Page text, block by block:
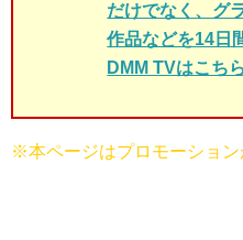
だけでなく、グ
作品などを14日
DMM TVはこち
※本ページはプロモーショ